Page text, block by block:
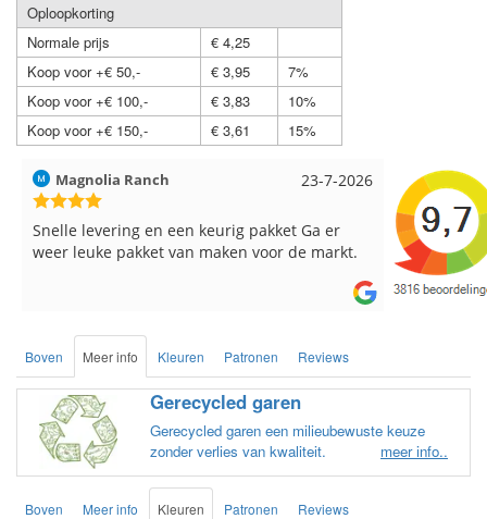
Oploopkorting
Normale prijs
€ 4,25
Koop voor +€ 50,-
€ 3,95
7%
Koop voor +€ 100,-
€ 3,83
10%
Koop voor +€ 150,-
€ 3,61 15%
23-7-2026
Magnolia Ranch
Snelle levering en een keurig pakket Ga er
weer leuke pakket van maken voor de markt.
Hilde uit
Reeds
de service.
Boven Meer info Kleuren Patronen Reviews
Gerecycled garen
Gerecycled garen een milieubewuste keuze
zonder verlies van kwaliteit.
meer info..
Boven Meer info Kleuren Patronen Reviews